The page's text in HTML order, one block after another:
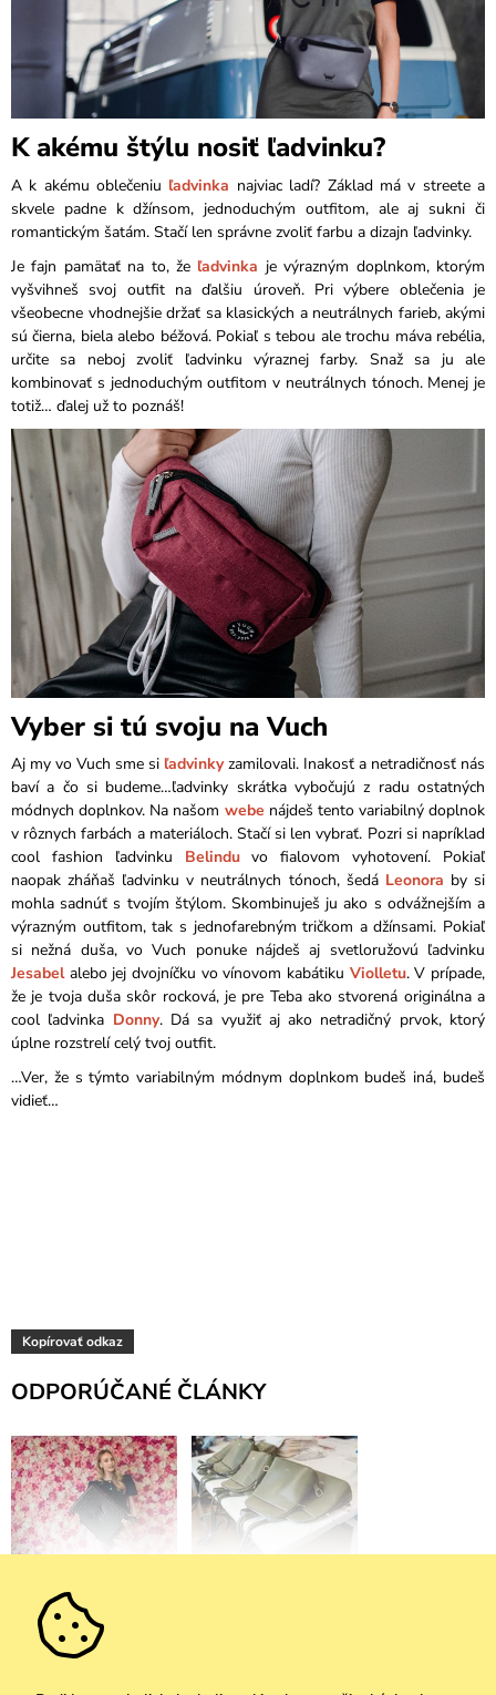
K akému štýlu nosiť ľadvinku?
A k akému oblečeniu ľadvinka najviac ladí? Základ má v streete a
skvele padne k džínsom, jednoduchým outfitom, ale aj sukni či
romantickým šatám. Stačí len správne zvoliť farbu a dizajn ľadvinky.
Je fajn pamätať na to, že ľadvinka je výrazným doplnkom, ktorým
vyšvihneš svoj outfit na ďalšiu úroveň. Pri výbere oblečenia je
všeobecne vhodnejšie držať sa klasických a neutrálnych farieb, akými
sú čierna, biela alebo béžová. Pokiaľ s tebou ale trochu máva rebélia,
určite sa neboj zvoliť ľadvinku výraznej farby. Snaž sa ju ale
kombinovať s jednoduchým outfitom v neutrálnych tónoch. Menej je
totiž… ďalej už to poznáš!
Vyber si tú svoju na Vuch
Aj my vo Vuch sme si ľadvinkyzamilovali. Inakosť a netradičnosť nás
baví a čo si budeme…ľadvinky skrátka vybočujú z radu ostatných
módnych doplnkov. Na našom webe nájdeš tento variabilný doplnok
v rôznych farbách a materiáloch. Stačí si len vybrať. Pozri si napríklad
cool fashion ľadvinku Belinduvo fialovom vyhotovení. Pokiaľ
naopak zháňaš ľadvinku v neutrálnych tónoch, šedá Leonora by si
mohla sadnúť s tvojím štýlom. Skombinuješ ju ako s odvážnejším a
výrazným outfitom, tak s jednofarebným tričkom a džínsami. Pokiaľ
si nežná duša, vo Vuch ponuke nájdeš aj svetloružovú ľadvinku
Jesabelalebo jej dvojníčku vo vínovom kabátiku Violletu. V prípade,
že je tvoja duša skôr rocková, je pre Teba ako stvorená originálna a
cool ľadvinka Donny. Dá sa využiť aj ako netradičný prvok, ktorý
úplne rozstrelí celý tvoj outfit.
…Ver, že s týmto variabilným módnym doplnkom budeš iná, budeš
vidieť…
Kopírovať odkaz
ODPORÚČANÉ ČLÁNKY
VUCH kufre: Zbaľ sa do
nových farieb